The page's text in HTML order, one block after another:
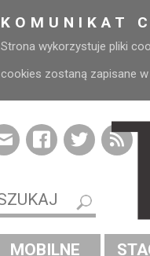
KOMUNIKAT
Strona wykorzystuje pliki
cookies zostaną zapisane
MOBILNE